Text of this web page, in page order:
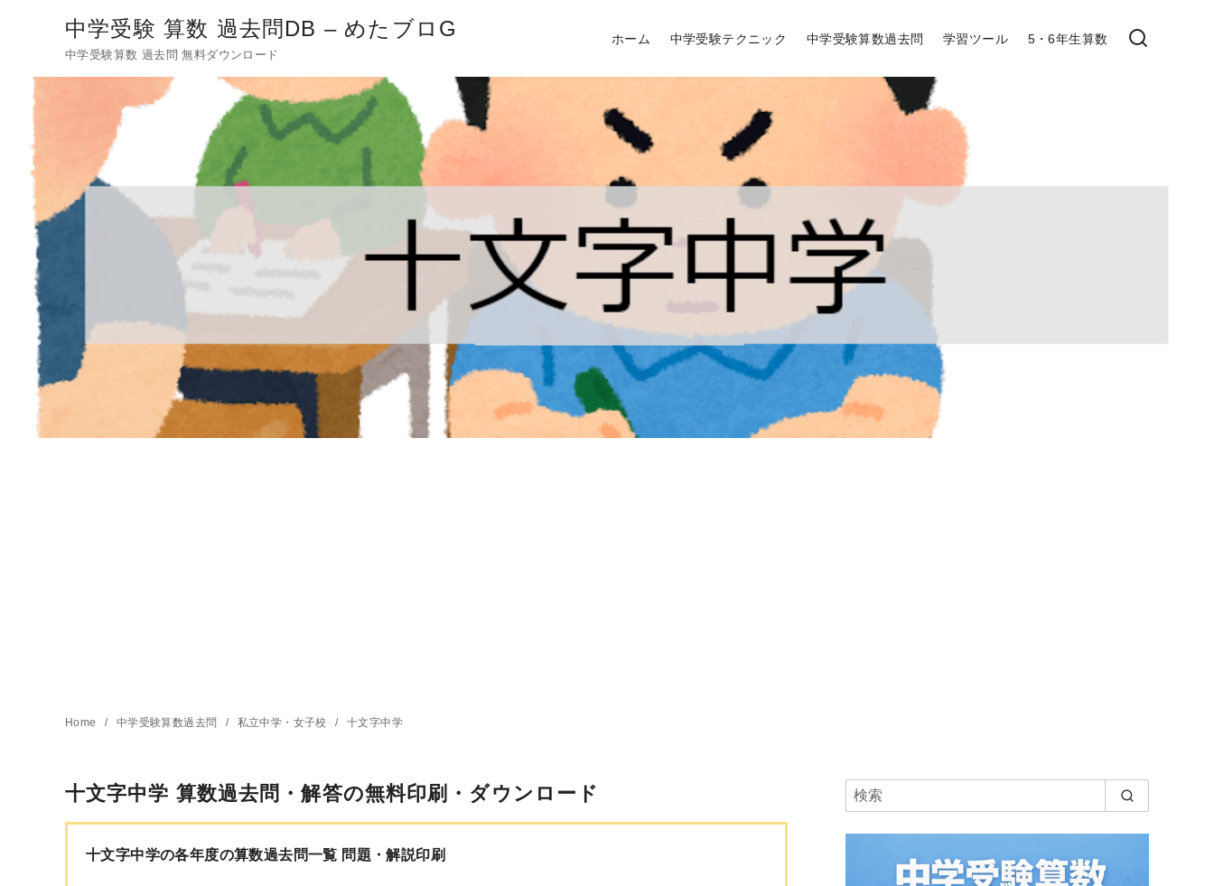
中学受験 算数 過去問DB – めたブロG
中学受験算数 過去問 無料ダウンロード
ホーム 中学受験テクニック 中学受験算数過去問 学習ツール 5・6年生算数
Home 中学受験算数過去問 私立中学・女子校 十文字中学
十文字中学 算数過去問・解答の無料印刷・ダウンロード
十文字中学の各年度の算数過去問一覧 問題・解説印刷